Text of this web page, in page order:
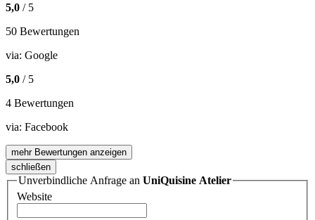
5,0 / 5
50 Bewertungen
via: Google
5,0 / 5
4 Bewertungen
via: Facebook
mehr Bewertungen anzeigen
schließen
Unverbindliche Anfrage an UniQuisine Atelier
Website